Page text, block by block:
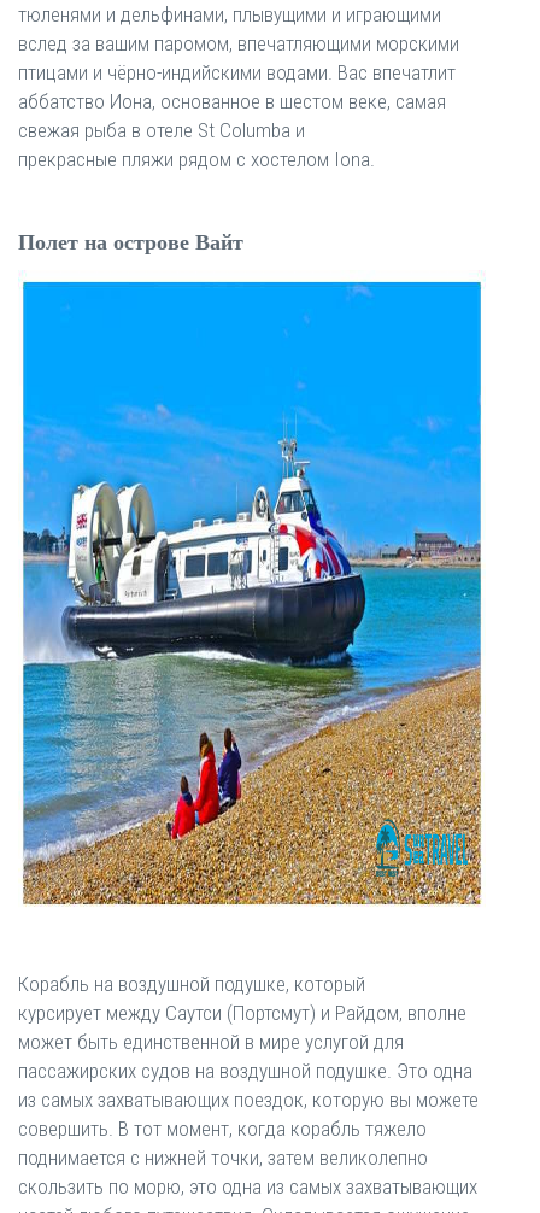
тюленями и дельфинами, плывущими и играющими
вслед за вашим паромом, впечатляющими морскими
птицами и чёрно-индийскими водами. Вас впечатлит
аббатство Иона, основанное в шестом веке, самая
свежая рыба в отеле St Columba и
прекрасные пляжи рядом с хостелом Iona.
Полет на острове Вайт
Корабль на воздушной подушке, который
курсирует между Саутси (Портсмут) и Райдом, вполне
может быть единственной в мире услугой для
пассажирских судов на воздушной подушке. Это одна
из самых захватывающих поездок, которую вы можете
совершить. В тот момент, когда корабль тяжело
поднимается с нижней точки, затем великолепно
скользить по морю, это одна из самых захватывающих